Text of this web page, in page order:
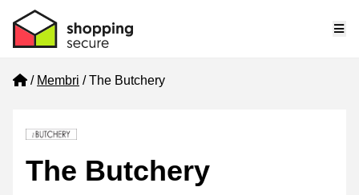
Home
Membri The Butchery
The Butchery